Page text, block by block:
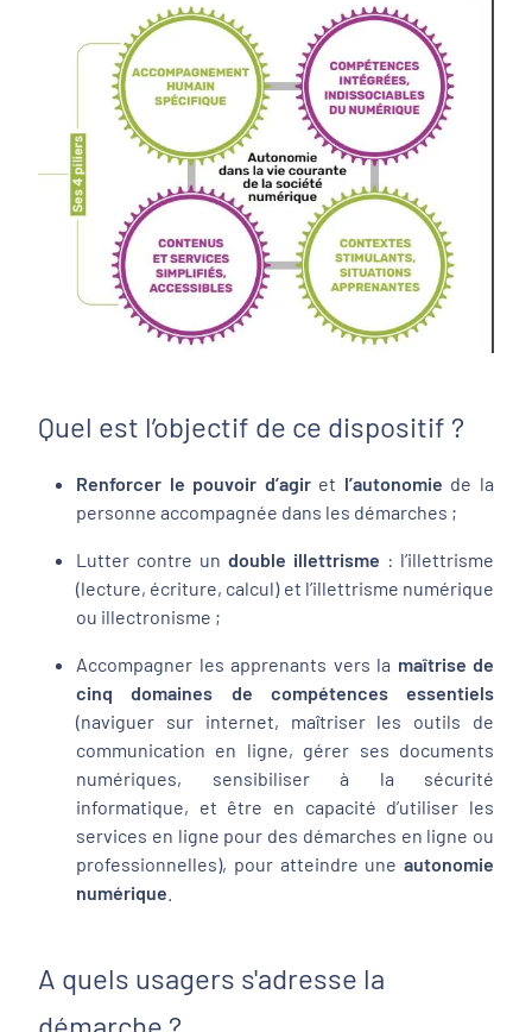
Quel est l’objectif de ce dispositif ?
Renforcer le pouvoir d’agiret l’autonomie de la
personne accompagnée dans les démarches ;
Lutter contre un double illettrisme : l’illettrisme
(lecture, écriture, calcul) et l’illettrisme numérique
ou illectronisme ;
Accompagner les apprenants vers la maîtrise de
cinq domaines de compétences essentiels
(naviguer sur internet, maîtriser les outils de
communication en ligne, gérer ses documents
numériques, sensibiliser à la sécurité
informatique, et être en capacité d’utiliser les
services en ligne pour des démarches en ligne ou
professionnelles), pour atteindre une autonomie
numérique
A quels usagers s'adresse la
démarche ?